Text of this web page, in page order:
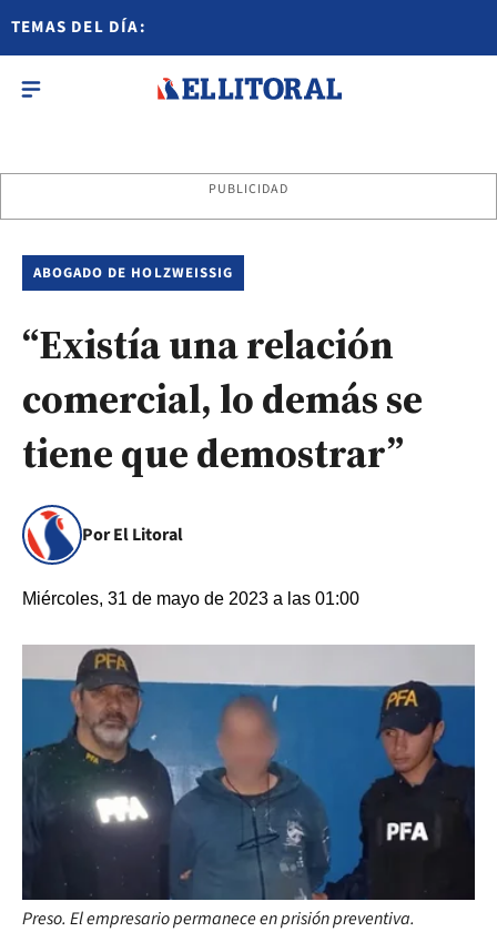
TEMAS DEL DÍA:
PUBLICIDAD
ABOGADO DE HOLZWEISSIG
“Existía una relación
comercial, lo demás se
tiene que demostrar”
Por El Litoral
Miércoles, 31 de mayo de 2023 a las 01:00
Preso. El empresario permanece en prisión preventiva.